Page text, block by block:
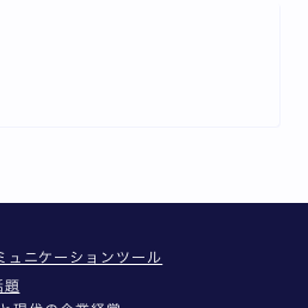
ュニケーションツール
題